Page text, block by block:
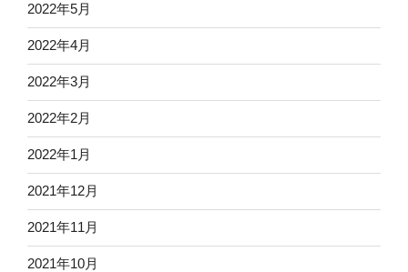
2022年5月
2022年4月
2022年3月
2022年2月
2022年1月
2021年12月
2021年11月
2021年10月